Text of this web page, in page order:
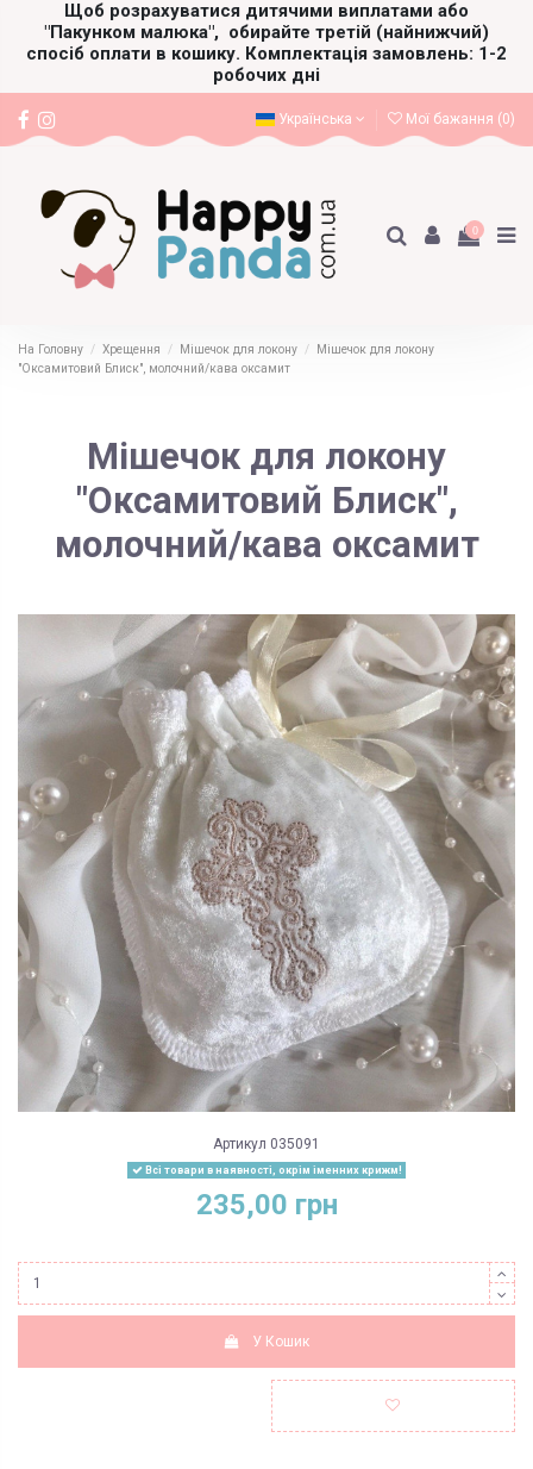
Щоб розрахуватися дитячими виплатами або
"Пакунком малюка", обирайте третій (найнижчий)
спосіб оплати в кошику. Комплектація замовлень: 1-2
робочих дні
Українська Мої бажання (0)
0
На Головну Хрещення Мішечок для локону
Мішечок для локону
"Оксамитовий Блиск", молочний/кава оксамит
Мішечок для локону
"Оксамитовий Блиск",
молочний/кава оксамит
Артикул 035091
Всі товари в наявності, окрім іменних крижм!
235,00 грн
У Кошик